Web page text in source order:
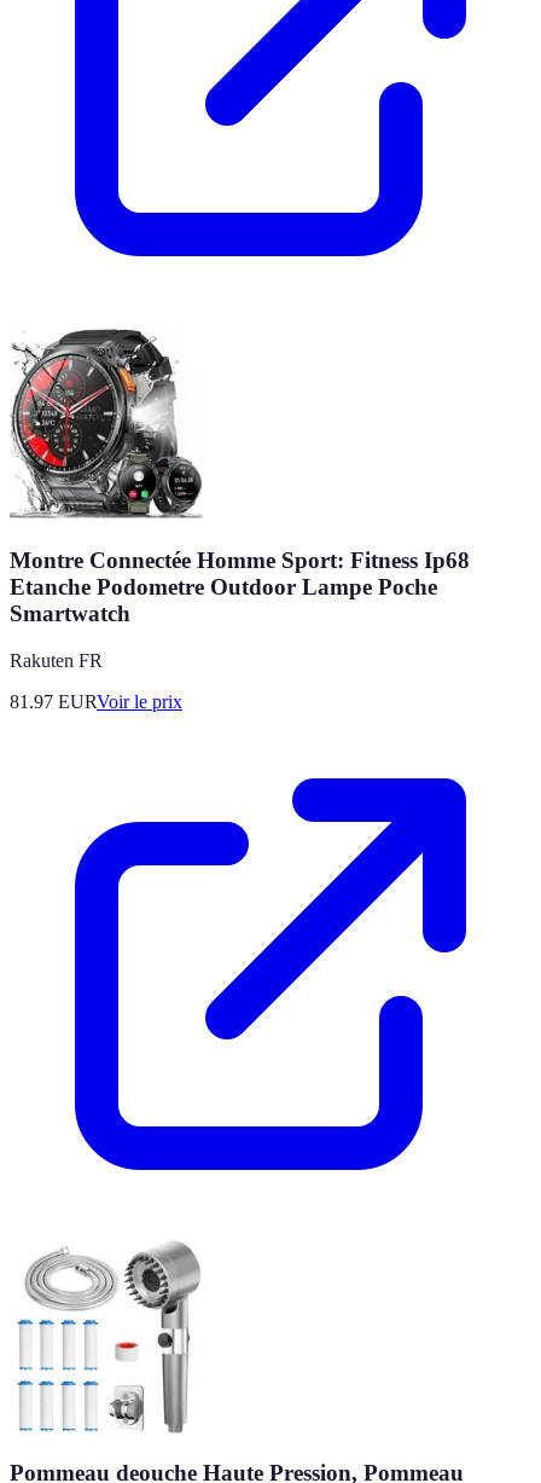
Montre Connectée Homme Sport: Fitness Ip68
Etanche Podometre Outdoor Lampe Poche
Smartwatch
Rakuten FR
81.97 EURVoir le prix
Pommeau deouche Haute Pression, Pommeau